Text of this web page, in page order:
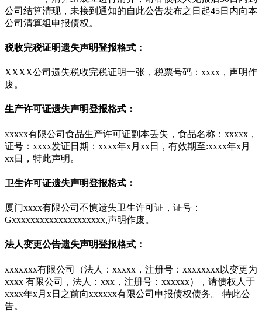
公司结算清现，未接到通知的自此公告发布之日起45日内向本
公司清算组申报债权。
税收完税证明遗失声明登报格式：
XXXX公司遗失税收完税证明一张，税票号码：xxxx，声明作
废。
生产许可证遗失声明登报格式：
xxxxx有限公司食品生产许可证副本丢失，食品名称：xxxxx，
证号：xxxx发证日期：xxxx年x月xx日，有效期至:xxxx年x月
xx日，特此声明。
卫生许可证遗失声明登报格式：
厦门xxxx有限公司不慎遗失卫生许可证，证号：
Gxxxxxxxxxxxxxxxxxxxx,声明作废。
法人变更公告遗失声明登报格式：
xxxxxxx有限公司（法人：xxxxx，注册号：xxxxxxxx以变更为
xxxx 有限公司，法人：xxx，注册号：xxxxxx），请债权人于
xxxx年x月x日之前向xxxxxx有限公司申报债权债务。 特此公
告。